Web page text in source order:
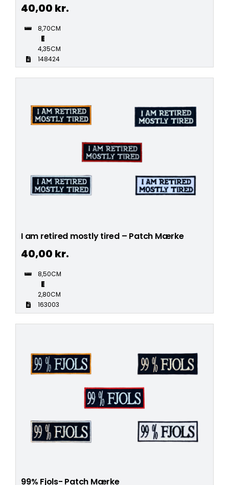
40,00 kr.
8,70CM
4,35CM
148424
I am retired mostly tired – Patch Mærke
40,00 kr.
8,50CM
2,80CM
163003
99% Fjols- Patch Mærke